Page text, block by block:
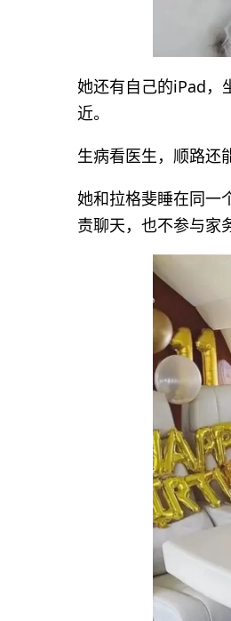
她还有自己的iPad，
近。
生病看医生，顺路还
她和拉格斐睡在同一
责聊天，也不参与家